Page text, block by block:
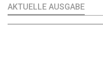
AKTUELLE AUSGABE